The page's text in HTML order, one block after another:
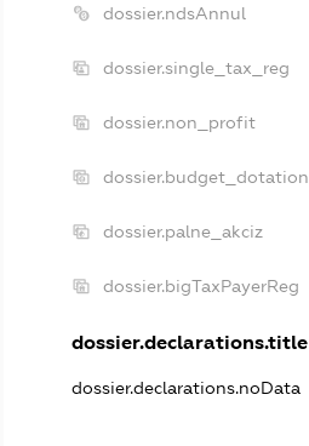
dossier.ndsAnnul
dossier.single_tax_reg
dossier.non_profit
dossier.budget_dotation
dossier.palne_akciz
dossier.bigTaxPayerReg
dossier.declarations.title
dossier.declarations.noData